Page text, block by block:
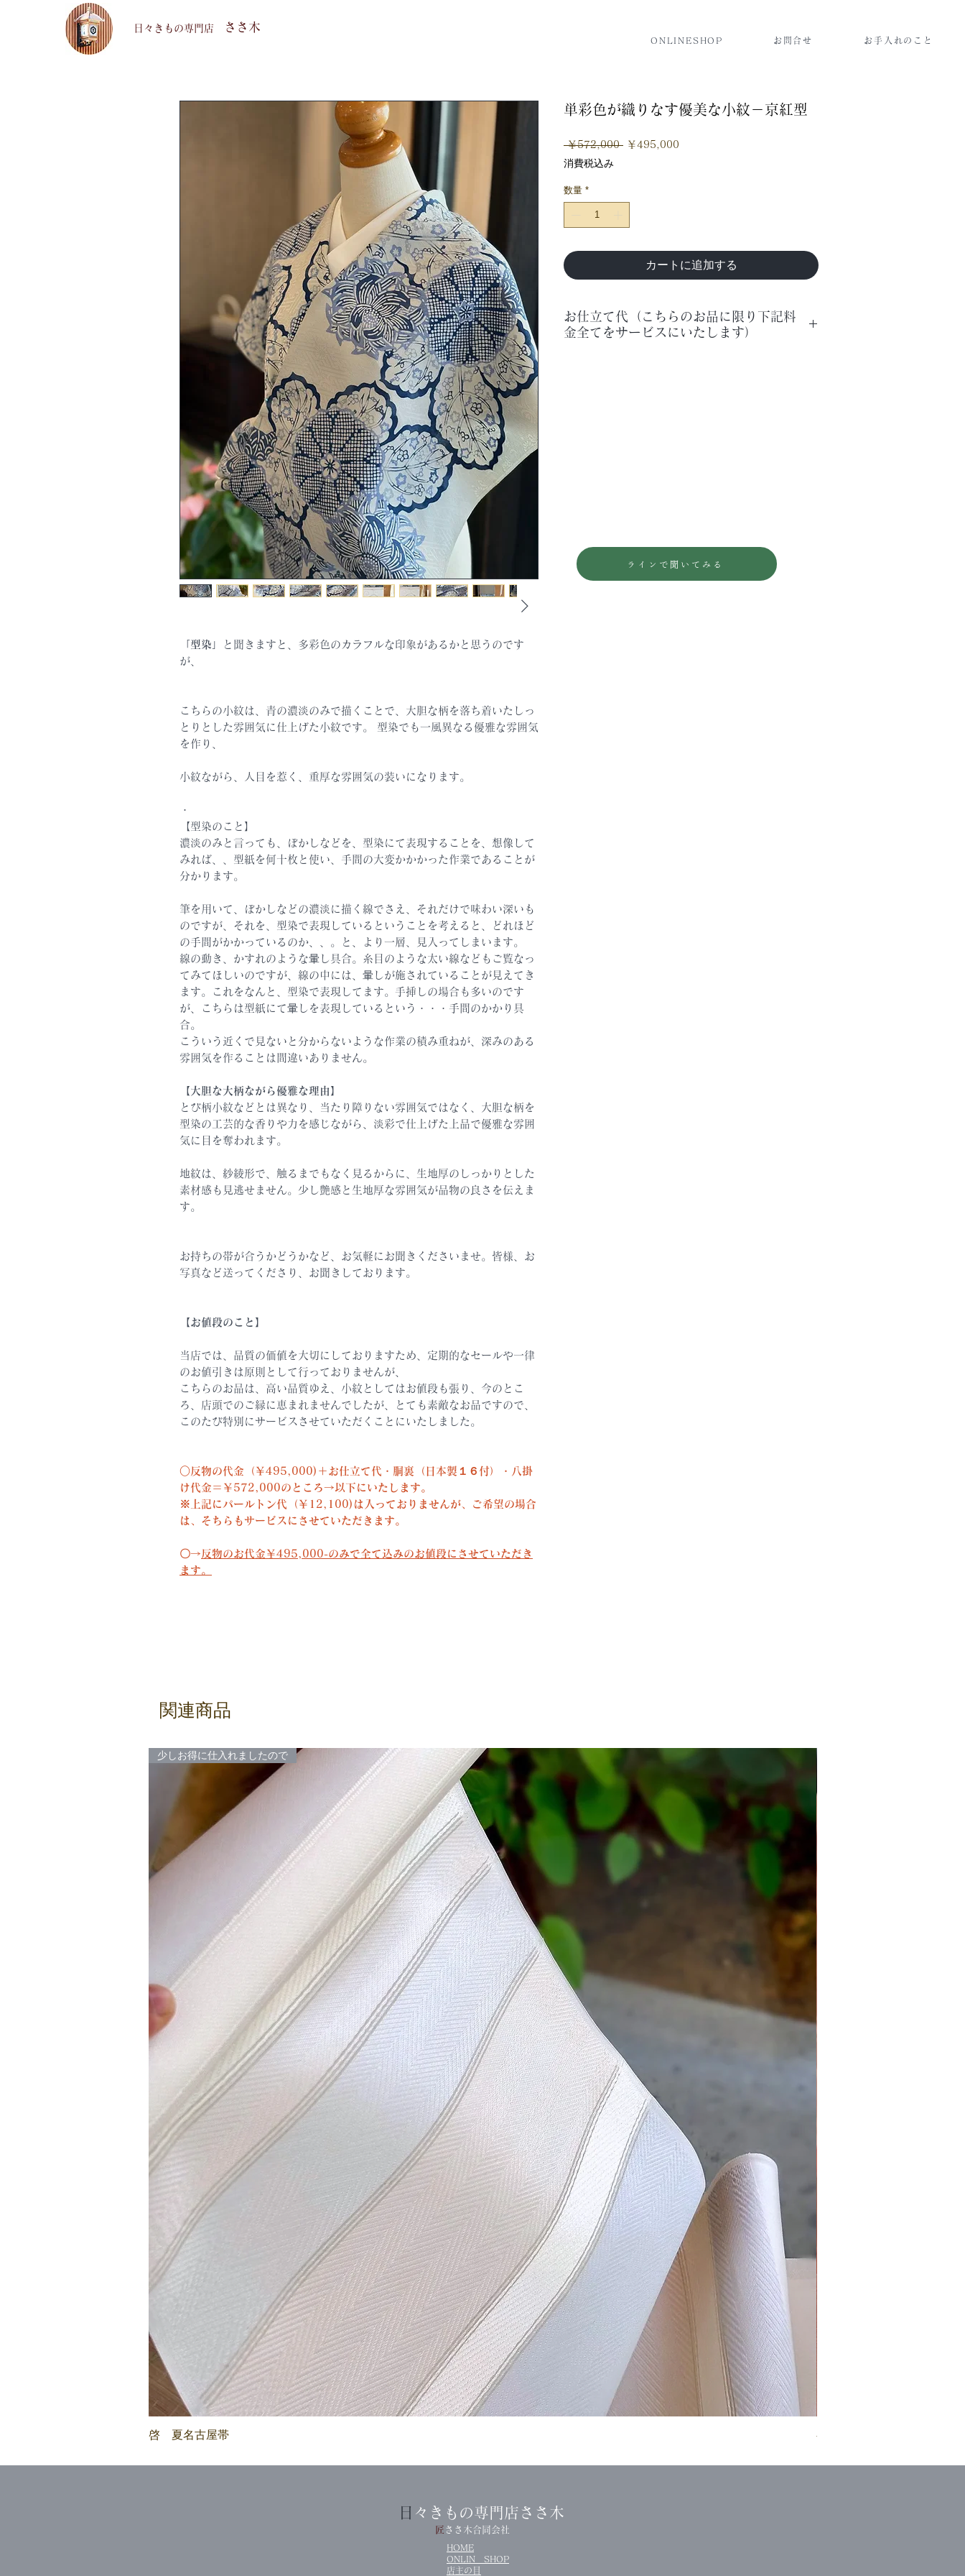
​日々きもの専門店 ささ木
ONLINESHOP お問合せ お手入れのこと
「型染」
と聞きますと、多彩色のカラフルな印象があるかと思うのです
が、
こちらの小紋は、青の濃淡のみで描くことで、大胆な柄を落ち着いたしっ
とりとした雰囲気に仕上げた小紋です。 型染でも一風異なる優雅な雰囲気
を作り、
小紋ながら、人目を惹く、重厚な雰囲気の装いになります。
・
【型染のこと】
濃淡のみと言っても、ぼかしなどを、型染にて表現することを、想像して
みれば、、型紙を何十枚と使い、手間の大変かかかった作業であることが
分かります。
筆を用いて、ぼかしなどの濃淡に描く線でさえ、それだけで味わい深いも
のですが、それを、型染で表現しているということを考えると、どれほど
の手間がかかっているのか、、。と、より一層、見入ってしまいます。
線の動き、かすれのような暈し具合。糸目のような太い線などもご覧なっ
てみてほしいのですが、線の中には、暈しが施されていることが見えてき
ます。これをなんと、型染で表現してます。手挿しの場合も多いのです
が、こちらは型紙にて暈しを表現しているという・・・手間のかかり具
合。
こういう近くで見ないと分からないような作業の積み重ねが、深みのある
雰囲気を作ることは間違いありません。
【大胆な大柄ながら優雅な理由】
とび柄小紋などとは異なり、当たり障りない雰囲気ではなく、大胆な柄を
型染の工芸的な香りや力を感じながら、淡彩で仕上げた上品で優雅な雰囲
気に目を奪われます。
地紋は、紗綾形で、触るまでもなく見るからに、生地厚のしっかりとした
素材感も見逃せません。少し艶感と生地厚な雰囲気が品物の良さを伝えま
す。
お持ちの帯が合うかどうかなど、お気軽にお聞きくださいませ。皆様、お
写真など送ってくださり、お聞きしております。
【お値段のこと】
当店では、品質の価値を大切にしておりますため、定期的なセールや一律
のお値引きは原則として行っておりませんが、
こちらのお品は、高い品質ゆえ、小紋としてはお値段も張り、今のとこ
ろ、店頭でのご縁に恵まれませんでしたが、とても素敵なお品ですので、
このたび特別にサービスさせていただくことにいたしました。
○反物の代金（￥495,000)＋お仕立て代・胴裏（日本製１６付）・八掛
け代金＝ ￥572,000のところ→以下にいたします。
※ 上記にパールトン代（￥12,100)は入っておりませんが、ご希望の場合
は、そちらもサービスにさせていただきます。
〇→ 反物のお代金￥495,000-のみで全て込みのお値段にさせていただき
ます。
単彩色が織りなす優美な小紋－京紅型
￥572,000 通￥495,000
消費税込み
数量 *
カートに追加する
お仕立て代（こちらのお品に限り下記料
金全てをサービスにいたします）
ラインで聞いてみる
関連商品
少しお得に仕入れましたので
啓 夏名古屋帯 喜多川俵二 顕紋紗 撫子
​ 日々きもの専門店ささ木
​ 匠ささ木合同会社
HOME
ONLIN SHOP
店主の目